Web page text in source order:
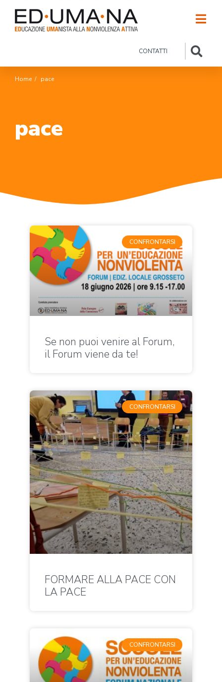
CONTATTI
Home / pace
pace
CONFRONTARSI
Se non puoi venire al Forum,
il Forum viene da te!
CONFRONTARSI
FORMARE ALLA PACE CON
LA PACE
CONFRONTARSI